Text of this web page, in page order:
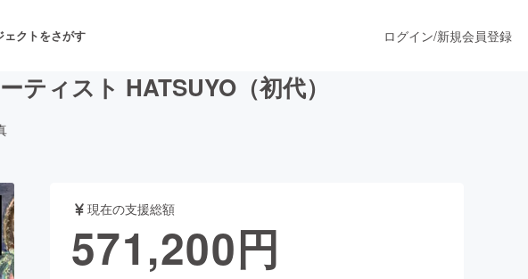
ェクトをさがす
・パフォーマンス
ド・飲食店 ファッション
ログイン/新規会員登録
ティスト HATSUYO（初代）
現在の支援総額
571,200円